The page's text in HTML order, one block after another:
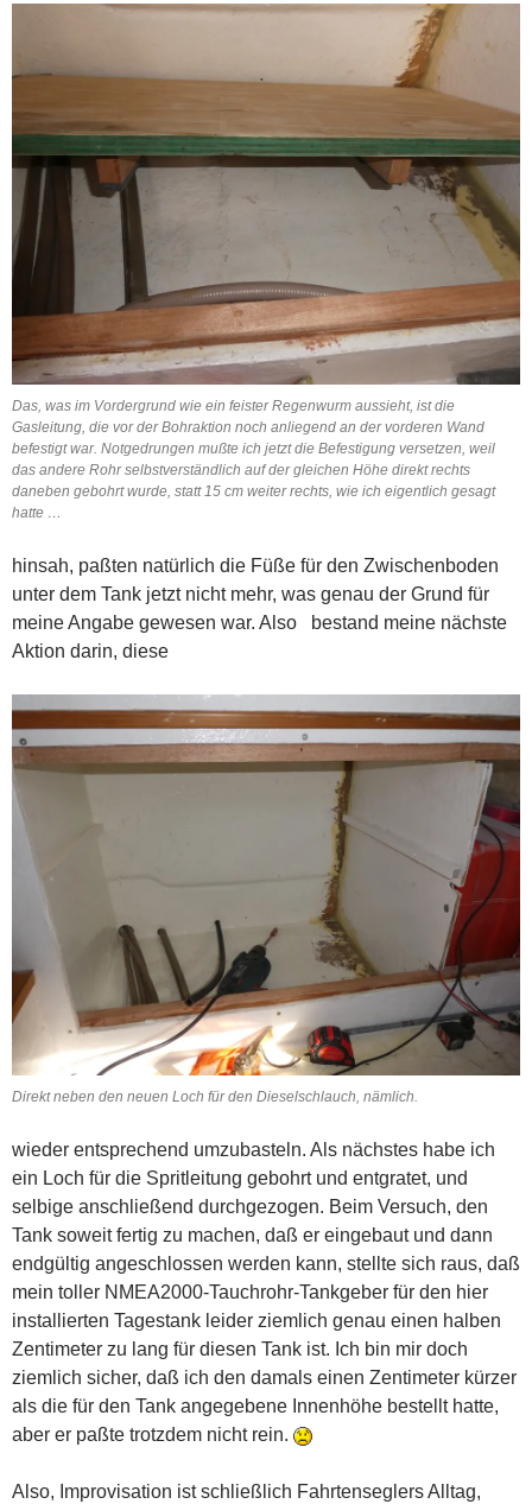
Das, was im Vordergrund wie ein feister Regenwurm aussieht, ist die
Gasleitung, die vor der Bohraktion noch anliegend an der vorderen Wand
befestigt war. Notgedrungen mußte ich jetzt die Befestigung versetzen, weil
das andere Rohr selbstverständlich auf der gleichen Höhe direkt rechts
daneben gebohrt wurde, statt 15 cm weiter rechts, wie ich eigentlich gesagt
hatte …
hinsah, paßten natürlich die Füße für den Zwischenboden
unter dem Tank jetzt nicht mehr, was genau der Grund für
meine Angabe gewesen war. Also bestand meine nächste
Aktion darin, diese
Direkt neben den neuen Loch für den Dieselschlauch, nämlich.
wieder entsprechend umzubasteln. Als nächstes habe ich
ein Loch für die Spritleitung gebohrt und entgratet, und
selbige anschließend durchgezogen. Beim Versuch, den
Tank soweit fertig zu machen, daß er eingebaut und dann
endgültig angeschlossen werden kann, stellte sich raus, daß
mein toller NMEA2000-Tauchrohr-Tankgeber für den hier
installierten Tagestank leider ziemlich genau einen halben
Zentimeter zu lang für diesen Tank ist. Ich bin mir doch
ziemlich sicher, daß ich den damals einen Zentimeter kürzer
als die für den Tank angegebene Innenhöhe bestellt hatte,
aber er paßte trotzdem nicht rein.
Also, Improvisation ist schließlich Fahrtenseglers Alltag,